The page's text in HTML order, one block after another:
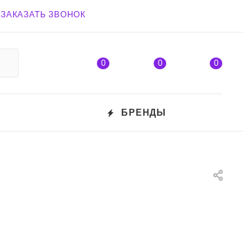
ЗАКАЗАТЬ ЗВОНОК
0 0 0
БРЕНДЫ